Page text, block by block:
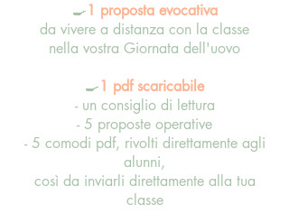
🍳1 proposta evocativa
da vivere a distanza con la classe
nella vostra Giornata dell'uovo
🍳1 pdf scaricabile
- un consiglio di lettura
- 5 proposte operative
- 5 comodi pdf, rivolti direttamente agli
alunni,
così da inviarli direttamente alla tua
classe